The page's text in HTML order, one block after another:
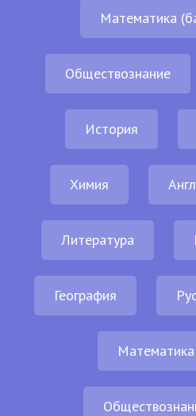
Математика
Обществознание
История
Химия
Литература
География